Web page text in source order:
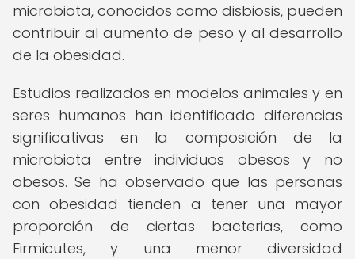
microbiota, conocidos como disbiosis, pueden
contribuir al aumento de peso y al desarrollo
de la obesidad.
Estudios realizados en modelos animales y en
seres humanos han identificado diferencias
significativas en la composición de la
microbiota entre individuos obesos y no
obesos. Se ha observado que las personas
con obesidad tienden a tener una mayor
proporción de ciertas bacterias, como
Firmicutes, y una menor diversidad